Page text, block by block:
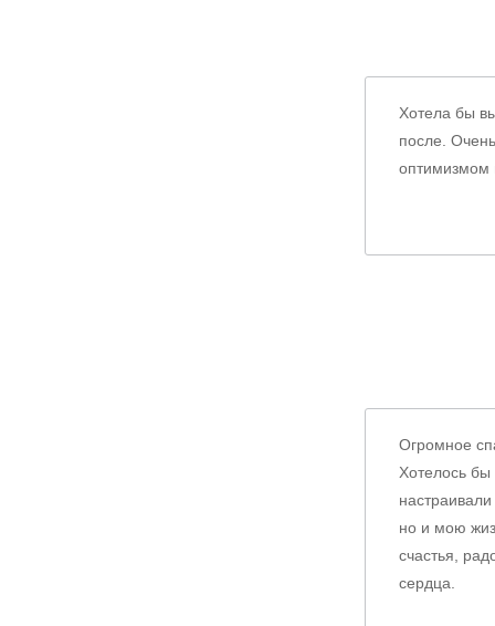
Хотела бы
после.
оптимизмом
Огромное
Хотелось
но и мою
счастья,
сердца.